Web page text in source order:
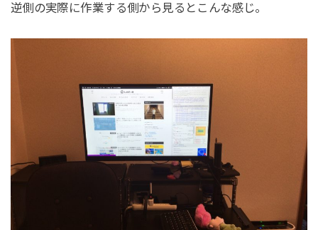
逆側の実際に作業する側から見るとこんな感じ。